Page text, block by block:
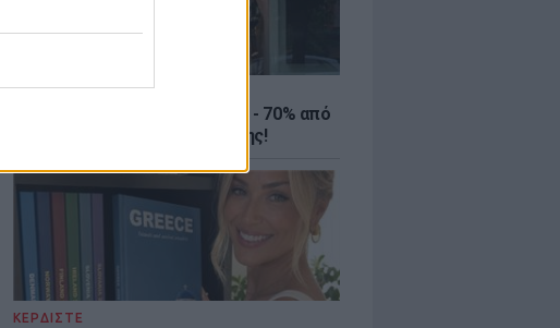
ΚΕΡΔΙΣΤΕ
Καλοκαιρινές εκπτώσεις έως - 70% από
τα μεγαλύτερα eshops ένδυσης!
ΚΕΡΔΙΣΤΕ